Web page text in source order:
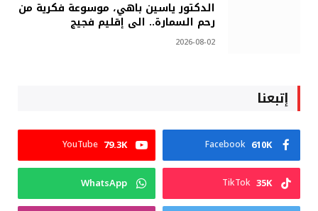
الدكتور ياسين باهي، موسوعة فكرية من
رحم السمارة.. الى إقليم فجيج
2026-08-02
إتبعنا
Facebook 610K
YouTube 79.3K
TikTok 35K
WhatsApp